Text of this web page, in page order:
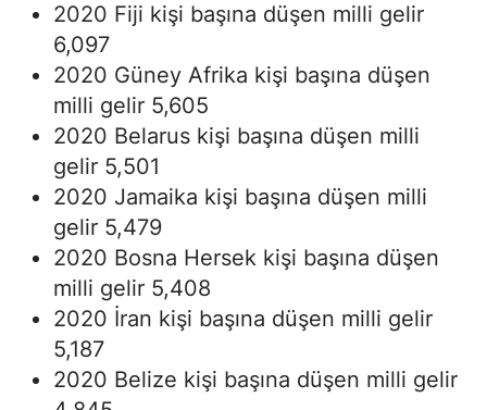
2020 Fiji kişi başına düşen milli gelir
6,097
2020 Güney Afrika kişi başına düşen
milli gelir 5,605
2020 Belarus kişi başına düşen milli
gelir 5,501
2020 Jamaika kişi başına düşen milli
gelir 5,479
2020 Bosna Hersek kişi başına düşen
milli gelir 5,408
2020 İran kişi başına düşen milli gelir
5,187
2020 Belize kişi başına düşen milli gelir